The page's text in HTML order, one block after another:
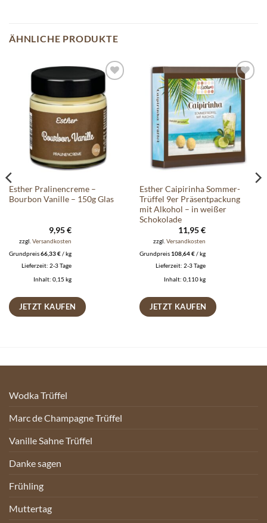
ÄHNLICHE PRODUKTE
Wunschliste
Esther Pralinencreme –
Bourbon Vanille – 150g Glas
9,95€
zzgl.Versandkosten
Grundpreis66,33€/ kg
Lieferzeit: 2-3 Tage
Inhalt: 0,15 kg
JETZT KAUFEN
Auf die
Wunschliste
Esther Caipirinha Sommer-
Trüffel 9er Präsentpackung
mit Alkohol – in weißer
Schokolade
11,95€
zzgl.Versandkosten
Grundpreis 108,64€/ kg
Lieferzeit: 2-3 Tage
Inhalt: 0,110 kg
JETZT KAUFEN
Wodka Trüffel
Marc de Champagne Trüffel
Vanille Sahne Trüffel
Danke sagen
Frühling
Muttertag